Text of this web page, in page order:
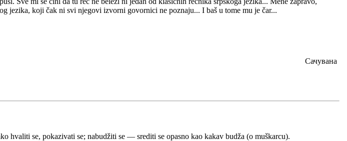
jezika, koji čak ni svi njegovi izvorni govornici ne poznaju... I baš u tome mu je čar...
Сачувана
hvaliti se, pokazivati se; nabudžiti se — srediti se opasno kao kakav budža (o muškarcu).